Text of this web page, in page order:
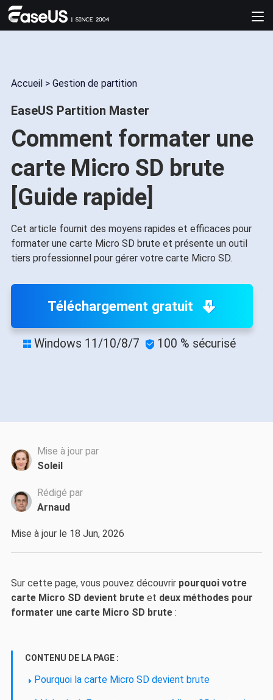
Accueil > Gestion de partition
EaseUS Partition Master
Comment formater une
carte Micro SD brute
[Guide rapide]
Cet article fournit des moyens rapides et efficaces pour
formater une carte Micro SD brute et présente un outil
tiers professionnel pour gérer votre carte Micro SD.
Téléchargement gratuit
 Windows 11/10/8/7  100 % sécurisé
Mise à jour par
Soleil
Rédigé par
Arnaud
Mise à jour le 18 Jun, 2026
Sur cette page, vous pouvez découvrir pourquoi votre
carte Micro SD devient bruteet deux méthodes pour
formater une carte Micro SD brute:
CONTENU DE LA PAGE :
Pourquoi la carte Micro SD devient brute